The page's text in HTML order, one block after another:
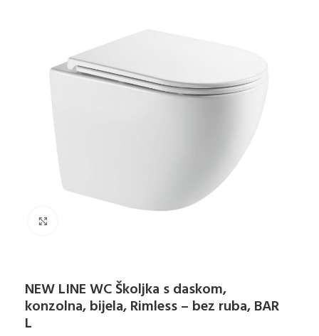
NEW LINE WC Školjka s daskom,
konzolna, bijela, Rimless – bez ruba, BAR
L